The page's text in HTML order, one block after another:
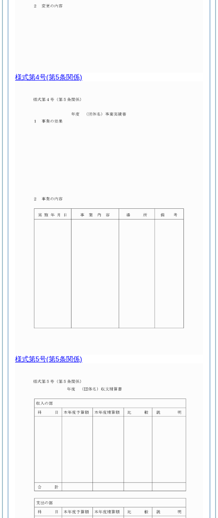
様式第4号(第5条関係)
様式第5号(第5条関係)